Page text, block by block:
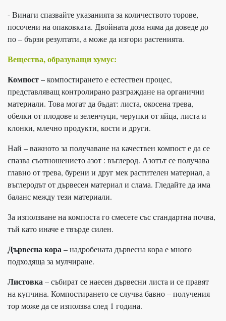
- Винаги спазвайте указанията за количеството торове,
посочени на опаковката. Двойната доза няма да доведе до
по – бързи резултати, а може да изгори растенията.
Вещества, образуващи хумус:
Компост– компостирането е естествен процес,
представляващ контролирано разграждане на органични
материали. Това могат да бъдат: листа, окосена трева,
обелки от плодове и зеленчуци, черупки от яйца, листа и
клонки, млечно продукти, кости и други.
Най – важното за получаване на качествен компост е да се
спазва съотношението азот : въглерод. Азотът се получава
главно от трева, бурени и друг мек растителен материал, а
въглеродът от дървесен материал и слама. Гледайте да има
баланс между тези материали.
За използване на компоста го смесете със стандартна почва,
тъй като иначе е твърде силен.
Дървесна кора– надробената дървесна кора е много
подходяща за мулчиране.
Листовка– събират се наесен дървесни листа и се правят
на купчина. Компостирането се случва бавно – получения
тор може да се използва след 1 година.